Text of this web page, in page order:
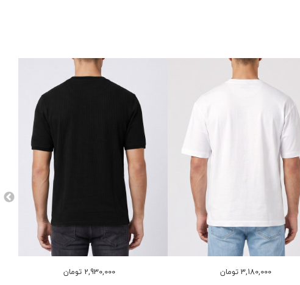
2,930,000 تومان 3,180,000 تومان